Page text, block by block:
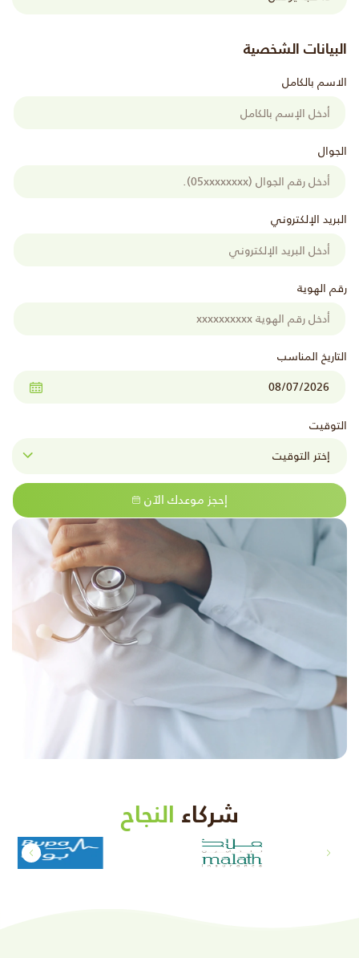
البيانات الشخصية
الاسم بالكامل
الجوال
البريد الإلكتروني
رقم الهوية
التاريخ المناسب
التوقيت
إحجز موعدك الآن
شركاء النجاح